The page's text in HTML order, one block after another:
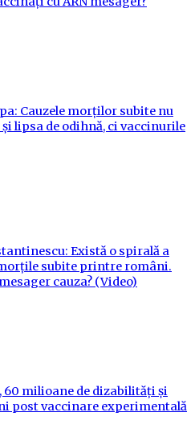
Cauzele morților subite nu
lipsa de odihnă, ci vaccinurile
Există o spirală a
subite printre români.
cauza? (Video)
60 milioane de dizabilități și
post vaccinare experimentală